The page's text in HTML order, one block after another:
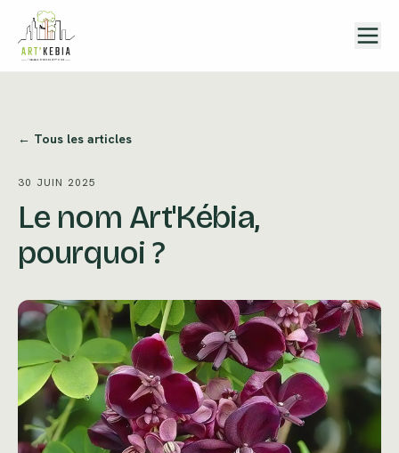
Aller au contenu
← Tous les articles
30 JUIN 2025
Le nom Art'Kébia,
pourquoi ?